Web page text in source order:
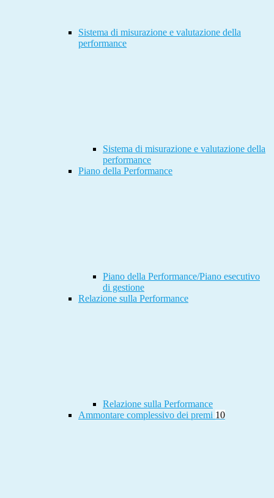
Sistema di misurazione e valutazione della
performance
Sistema di misurazione e valutazione della
performance
Piano della Performance
Piano della Performance/Piano esecutivo
di gestione
Relazione sulla Performance
Relazione sulla Performance
Ammontare complessivo dei premi 10